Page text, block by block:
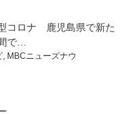
コロナ 鹿児島県で新た
で…
, MBCニューズナウ